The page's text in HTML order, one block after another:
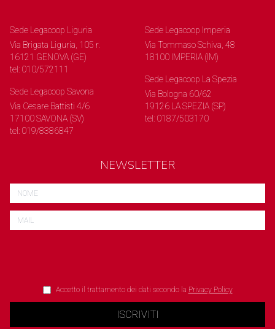
Sede Legacoop Liguria
Via Brigata Liguria, 105 r.
16121 GENOVA (GE)
tel: 010/572111
Sede Legacoop Savona
Via Cesare Battisti 4/6
17100 SAVONA (SV)
tel: 019/8386847
Sede Legacoop Imperia
Via Tommaso Schiva, 48
18100 IMPERIA (IM)
Sede Legacoop La Spezia
Via Bologna 60/62
19126 LA SPEZIA (SP)
tel: 0187/503170
NEWSLETTER
Accetto il trattamento dei dati secondo la Privacy Policy
ISCRIVITI